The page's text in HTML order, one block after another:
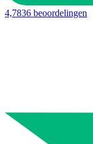
4,7836 beoordelingen